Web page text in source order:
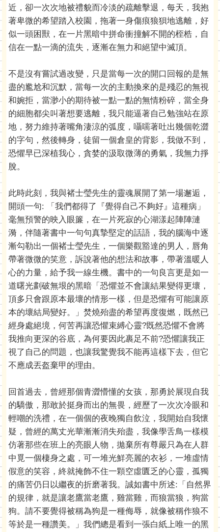
近，卻一次次地被禮貌而冷淡的疏離擊退，每天，我抱
著卑微的希望踏入校園，拖著一身傷痕狼狽地逃離，好
似一頭困獸，在一片黑暗中拼命衝撞解不開的桎梏，自
信在一點一滴的流失，逐漸在無力和絕望中滅頂。
不是沒有嘗試過改變，只是當每一次的開口回報的是無
盡的尷尬和沉默，當每一次的主動換來的是殘忍的無視
和婉拒，當渺小的期待被一點一點的無情粉碎，當全身
的細胞都尖叫著想要逃離，我只能逼著自己勉強站在原
地，努力維持著嘴角淒涼的弧度，囁嚅著吐出幾個乾澀
的字句，然後轉身，徒留一個倉皇的背影，我做不到，
恐懼早已深植我心，貪婪的汲取微薄的勇氣，我無力掙
脫。
此時此刻，我與褚士瑩先生的靈魂展開了第一場邂逅，
開頭一句: 「我們都得了『覺得自己不夠好』這種病」
毫無預警的映入眼簾，在一片死寂的心湖漾起陣陣漣
漪，伴隨著書中一句句真摯堅定的話語，我的腦海中逐
漸勾勒出一個褚士瑩先生，一個樂觀豁達的男人，唇角
帶著微微的笑意，訴說著他的想法和故事，帶著溫暖人
心的力量，給予我一線生機。書中的一句良言更是如一
道曙光劃破無垠的黑暗「恐懼並不會讓結果變得更壞，
頂多只會跟原本最壞的情形一樣，但是恐懼有可能讓原
本的壞結局變好。」焚燒殆盡的希望再度復燃，既然已
經身處絕境，何苦再讓恐懼束縛心靈?既然恐懼不會將
我推向更深的谷底，為何要因此裹足不前?恐懼讓我正
視了自己的問題，也讓我驚覺我不能再這樣下去，但它
不應成丟盔棄甲的理由。
回首過去，曾經那個青澀懵懂的女孩，那勇於展現自我
的驕傲，那敢於挺身而出的無畏，經歷了一次次冷眼和
輕嘲的洗禮，在一個個的夜晚獨自飲泣，我開始自我懷
疑，曾經的萬丈光華漸漸消失殆盡，我像學舌鳥一樣模
仿著那些在班上的亮眼人物，拋棄所有尊嚴只為在人群
中覓一個棲身之處，可一堆光鮮亮麗的衣衫，一堆虛情
假意的笑容，終就掩飾不住一顆空虛匱乏的心靈，孤獨
的痛苦仍日以繼夜的折磨著我。誠如書中所述:「自然界
的規律，就是讓老鷹當老鷹，雞當雞，而狼當狼，狗當
狗。請不要覺得被稱為狗是一種侮辱，就像被稱作狼不
等於是一種讚美。」我們總是看到一張白紙上唯一的黑